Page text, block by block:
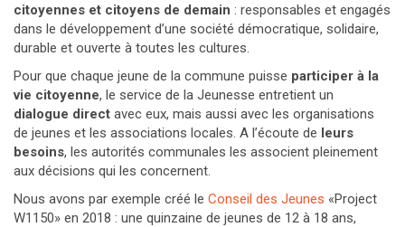
citoyennes et citoyens de demain : responsables et engagés
dans le développement d’une société démocratique, solidaire,
durable et ouverte à toutes les cultures.
Pour que chaque jeune de la commune puisse participer à la
vie citoyenne, le service de la Jeunesse entretient un
dialogue direct avec eux, mais aussi avec les organisations
de jeunes et les associations locales. A l’écoute de leurs
besoins, les autorités communales les associent pleinement
aux décisions qui les concernent.
Nous avons par exemple créé le Conseil des Jeunes «Project
W1150» en 2018 : une quinzaine de jeunes de 12 à 18 ans,